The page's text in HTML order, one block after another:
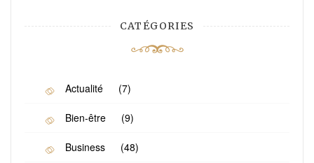
CATÉGORIES
Actualité (7)
Bien-être (9)
Business (48)